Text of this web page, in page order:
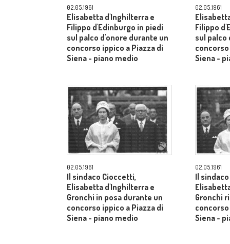
02.05.1961
Elisabetta d'Inghilterra e
Filippo d'Edinburgo in piedi
sul palco d'onore durante un
concorso ippico a Piazza di
Siena - piano medio
02.05.1961
Filippo
sul palco
Siena -
02.05.1961
Il sindaco Cioccetti,
Elisabetta d'Inghilterra e
Gronchi in posa durante un
concorso ippico a Piazza di
Siena - piano medio
02.05.1961
Il
Gronchi
Siena -